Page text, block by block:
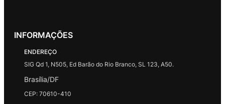
INFORMAÇÕES
ENDEREÇO
SIG Qd 1, N505, Ed Barão do Rio Branco, SL 123, A50.
Brasília/DF
CEP: 70610-410